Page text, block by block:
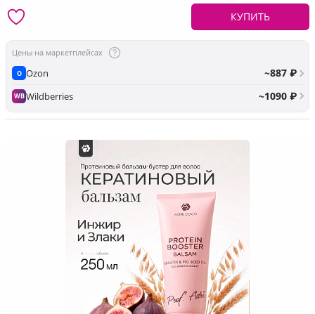
КУПИТЬ
Цены на маркетплейсах
O Ozon ~887 ₽
WBWildberries ~1090 ₽